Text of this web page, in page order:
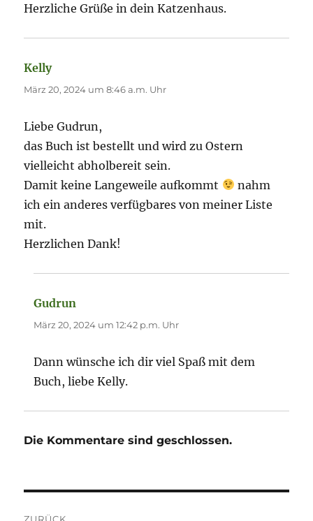
Herzliche Grüße in dein Katzenhaus.
Kellysagt:
März 20, 2024 um 8:46 a.m. Uhr
Liebe Gudrun,
das Buch ist bestellt und wird zu Ostern
vielleicht abholbereit sein.
Damit keine Langeweile aufkommt
nahm
ich ein anderes verfügbares von meiner Liste
mit.
Herzlichen Dank!
Gudrun
März 20, 2024 um 12:42 p.m. Uhr
Dann wünsche ich dir viel Spaß mit dem
Buch, liebe Kelly.
Die Kommentare sind geschlossen.